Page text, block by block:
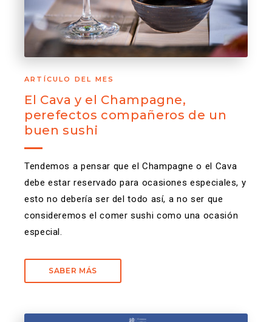
ARTÍCULO DEL MES
El Cava y el Champagne,
perefectos compañeros de un
buen sushi
Tendemos a pensar que el Champagne o el Cava
debe estar reservado para ocasiones especiales, y
esto no debería ser del todo así, a no ser que
consideremos el comer sushi como una ocasión
especial.
SABER MÁS